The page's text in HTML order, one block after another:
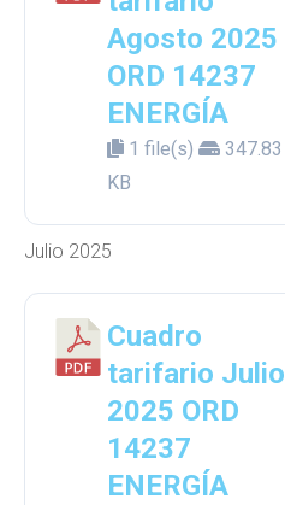
Agosto 2025
ORD 14237
ENERGÍA
1 file(s)
347.83
KB
Julio 2025
Cuadro
tarifario Julio
2025 ORD
14237
ENERGÍA